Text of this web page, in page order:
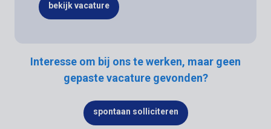
bekijk vacature
Interesse om bij ons te werken, maar geen
gepaste vacature gevonden?
spontaan solliciteren